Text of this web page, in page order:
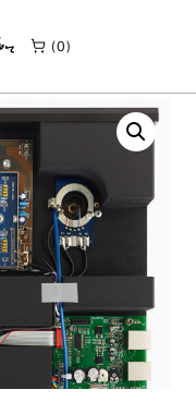
0
MODUL